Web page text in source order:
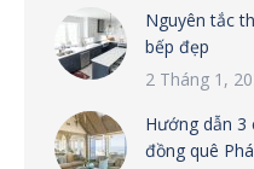
Nguyên tắc
bếp đẹp
2 Tháng 1,
Hướng dẫn 3
đồng quê